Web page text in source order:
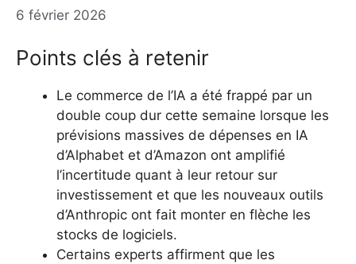
6 février 2026
Points clés à retenir
Le commerce de l’IA a été frappé par un
double coup dur cette semaine lorsque les
prévisions massives de dépenses en IA
d’Alphabet et d’Amazon ont amplifié
l’incertitude quant à leur retour sur
investissement et que les nouveaux outils
d’Anthropic ont fait monter en flèche les
stocks de logiciels.
Certains experts affirment que les